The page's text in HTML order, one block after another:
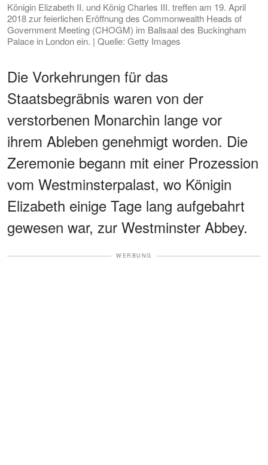
Königin Elizabeth II. und König Charles III. treffen am 19. April
2018 zur feierlichen Eröffnung des Commonwealth Heads of
Government Meeting (CHOGM) im Ballsaal des Buckingham
Palace in London ein. | Quelle: Getty Images
Die Vorkehrungen für das
Staatsbegräbnis waren von der
verstorbenen Monarchin lange vor
ihrem Ableben genehmigt worden. Die
Zeremonie begann mit einer Prozession
vom Westminsterpalast, wo Königin
Elizabeth einige Tage lang aufgebahrt
gewesen war, zur Westminster Abbey.
WERBUNG